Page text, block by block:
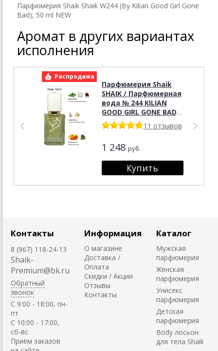
Парфюмерия Shaik Shaik W244 (By Kilian Good Girl Gone
Bad), 50 ml NEW
Аромат в других вариантах
исполнения
Распродажа
Парфюмерия Shaik
SHAIK / Парфюмерная
вода № 244 KILIAN
GOOD GIRL GONE BAD,
50 мл.
11 отзывов
1 248 руб.
Контакты
8 (967) 118-24-13
Shaik-
Premium@bk.ru
Обратный
звонок
C 9:00 - 18:00, пн-
пт
С 10:00 - 17:00,
сб-вс
Приём заказов
Информация
О магазине
Доставка /
Оплата
Скидки / Акции
Отзывы
Контакты
Каталог
Мужская
парфюмерия
Женская
парфюмерия
Унисекс
парфюмерия
Детская
парфюмерия
Body лосьон
для тела Shaik